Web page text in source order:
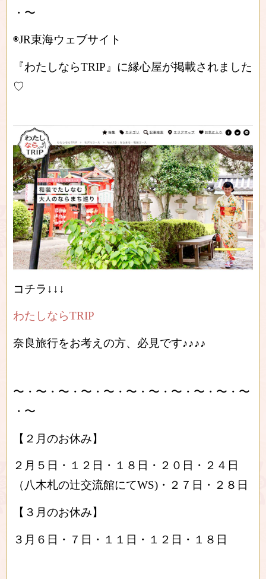
・〜
◉JR東海ウェブサイト
『わたしならTRIP』に縁心屋が掲載されました
♡
コチラ↓↓↓
わたしならTRIP
奈良旅行をお考えの方、必見です♪♪♪♪
〜・〜・〜・〜・〜・〜・〜・〜・〜・〜・〜
・〜
【２月のお休み】
２月５日・１２日・１８日・２０日・２４日
（八木札の辻交流館にてWS)・２７日・２８日
【３月のお休み】
３月６日・７日・１１日・１２日・１８日